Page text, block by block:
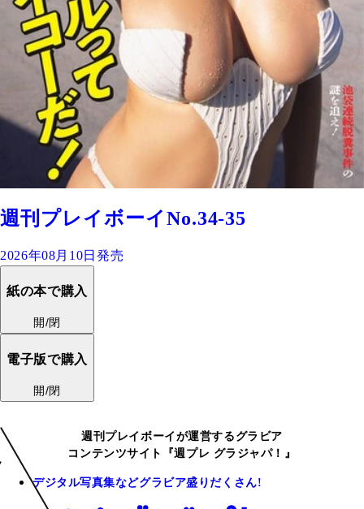
週刊プレイボーイNo.34-35
2026年08月10日発売
紙の本で購入
開/閉
電子版で購入
開/閉
週刊プレイボーイが運営するグラビア
コンテンツサイト『週プレ グラジャパ！』
デジタル写真集などグラビア盛りだくさん!